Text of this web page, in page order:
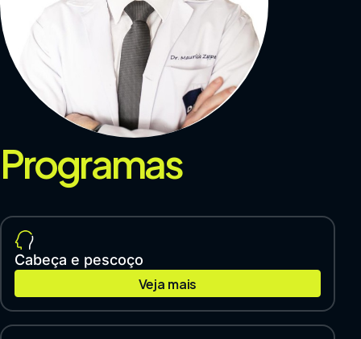
Programas
Cabeça e pescoço
Veja mais